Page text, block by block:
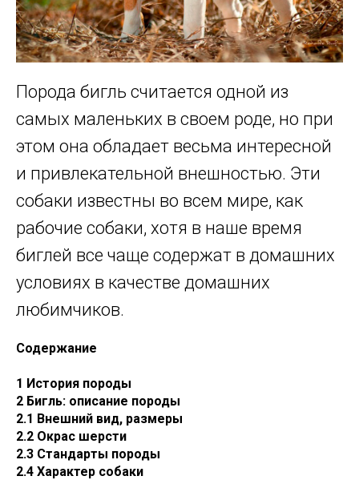
Порода бигль считается одной из
самых маленьких в своем роде, но при
этом она обладает весьма интересной
и привлекательной внешностью. Эти
собаки известны во всем мире, как
рабочие собаки, хотя в наше время
биглей все чаще содержат в домашних
условиях в качестве домашних
любимчиков.
Содержание
1 История породы
2 Бигль: описание породы
2.1 Внешний вид, размеры
2.2 Окрас шерсти
2.3 Стандарты породы
2.4 Характер собаки